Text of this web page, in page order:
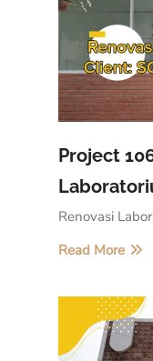
Project
Renovasi
Read More